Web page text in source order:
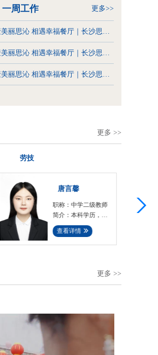
一周工作 更多>>
相聚美丽思沁 相遇幸福餐厅｜长沙思沁“幸福食堂”第十九周菜单
相聚美丽思沁 相遇幸福餐厅｜长沙思沁“幸福食堂”第十八周菜单
相聚美丽思沁 相遇幸福餐厅｜长沙思沁“幸福食堂”第十六周菜单
更多 >>
劳技
岳冰冰
职称：中学二级教师
简介：主教高中语
文、DSE中国语文汉
语言文学专业学士；
熟悉....
查看详情
更多 >>